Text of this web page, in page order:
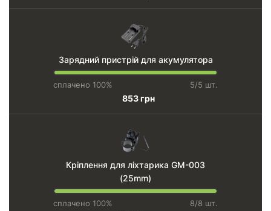
Зарядний пристрій для акумулятора
сплачено 100% 5/5 шт.
853 грн
Кріплення для ліхтарика GM-003
(25mm)
сплачено 100% 8/8 шт.